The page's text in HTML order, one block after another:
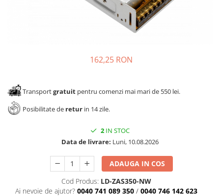
Solutii de curatat & adezivi
162,25 RON
Transportgratuit pentru comenzi mai mari de 550 lei.
Posibilitate de retur in 14 zile.
2 IN STOC
Data de livrare: Luni, 10.08.2026
ADAUGA IN COS
Cod Produs: LD-ZAS350-NW
Ai nevoie de ajutor? 0040 741 089 350 / 0040 746 142 623